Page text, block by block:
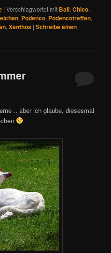
|Verschlagwortet mit Bali,Chico,
, Podenco, Podencotreffen,
,Xanthos |Schreibe einen
.. aber ich glaube, diesesmal